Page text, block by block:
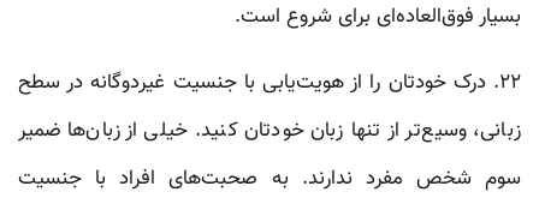
بسیار فوق‌العاده‌ای برای شروع است.
۲۲. درک خودتان را از هویت‌یابی با جنسیت غیردوگانه در سطح
زبانی، وسیع‌تر از تنها زبان خودتان کنید. خیلی از زبان‌ها ضمیر
سوم شخص مفرد ندارند. به صحبت‌های افراد با جنسیت